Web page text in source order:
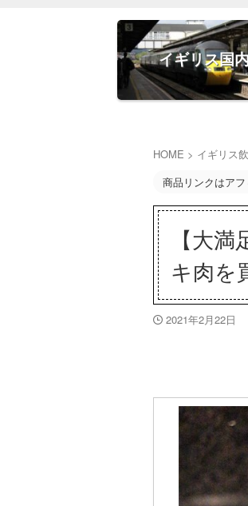
イギリス国
HOME > イギリス
商品リンクはア
【大
キ肉を
2021年2月22日